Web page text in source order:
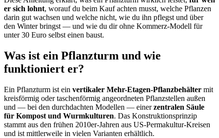
er sich lohnt, worauf du beim Kauf achten musst, welche Pflanzen
darin gut wachsen und welche nicht, wie du ihn pflegst und über
den Winter bringst — und wie du dir ohne Kommerz-Modell für
unter 30 Euro selbst einen baust.
Was ist ein Pflanzturm und wie
funktioniert er?
Ein Pflanzturm ist ein vertikaler Mehr-Etagen-Pflanzbehälter mit
kreisförmig oder taschenförmig angeordneten Pflanzstellen außen
und — bei den durchdachten Modellen — einerzentralen Säule
für Kompost und Wurmkulturen. Das Konstruktionsprinzip
stammt aus den frühen 2010er-Jahren aus US-Permakultur-Kreisen
und ist mittlerweile in vielen Varianten erhältlich.